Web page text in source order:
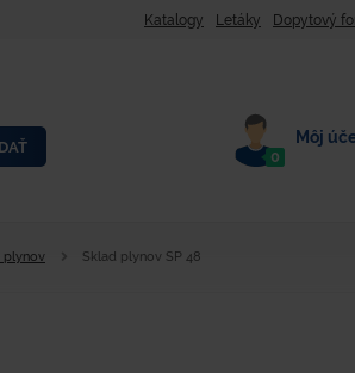
Katalogy Letáky Dopytový
0
Môj
plynov Sklad plynov SP 48